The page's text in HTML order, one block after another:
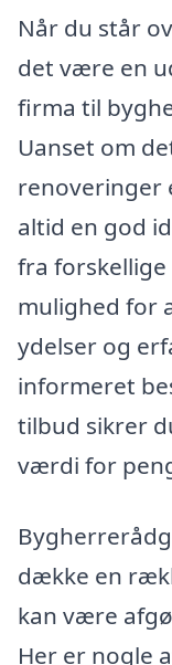
Når du står
det være en
firma til
Uanset om
renoveringer
altid en god
fra
mulighed for
ydelser og
informeret
tilbud sikrer
værdi for
dække en
kan være
Her er nogle